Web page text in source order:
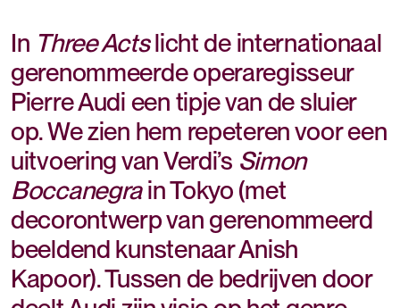
In Three Actslicht de internationaal
gerenommeerde operaregisseur
Pierre Audi een tipje van de sluier
op. We zien hem repeteren voor een
uitvoering van Verdi’s Simon
Boccanegrain Tokyo (met
decorontwerp van gerenommeerd
beeldend kunstenaar Anish
Kapoor). Tussen de bedrijven door